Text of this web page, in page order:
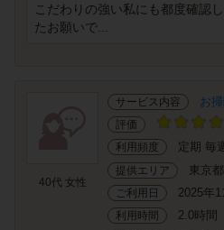
こだわりの強い私にも都度確認
たお願いで...
40代 女性
サービス内容 お
評価
利用頻度
定期 毎
提供エリア 東京
ご利用日 2025年
利用時間 2.0時間